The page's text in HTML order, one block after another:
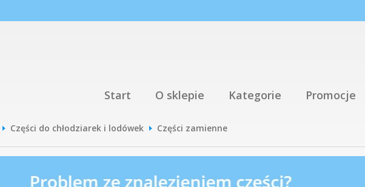
Start O sklepie Kategorie Promocje
Części do chłodziarek i lodówek Części zamienne